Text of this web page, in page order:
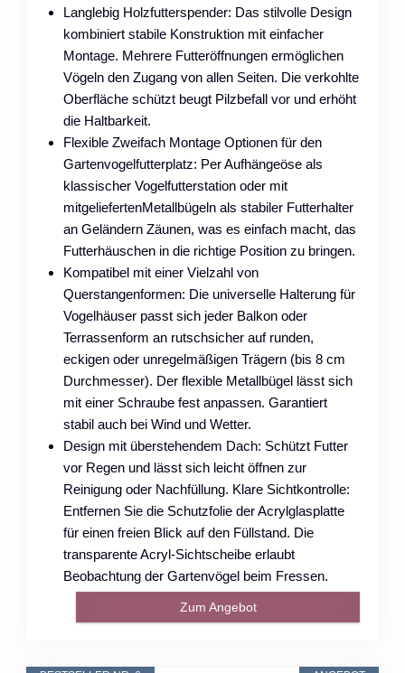
Langlebig Holzfutterspender: Das stilvolle Design
kombiniert stabile Konstruktion mit einfacher
Montage. Mehrere Futteröffnungen ermöglichen
Vögeln den Zugang von allen Seiten. Die verkohlte
Oberfläche schützt beugt Pilzbefall vor und erhöht
die Haltbarkeit.
Flexible Zweifach Montage Optionen für den
Gartenvogelfutterplatz: Per Aufhängeöse als
klassischer Vogelfutterstation oder mit
mitgeliefertenMetallbügeln als stabiler Futterhalter
an Geländern Zäunen, was es einfach macht, das
Futterhäuschen in die richtige Position zu bringen.
Kompatibel mit einer Vielzahl von
Querstangenformen: Die universelle Halterung für
Vogelhäuser passt sich jeder Balkon oder
Terrassenform an rutschsicher auf runden,
eckigen oder unregelmäßigen Trägern (bis 8 cm
Durchmesser). Der flexible Metallbügel lässt sich
mit einer Schraube fest anpassen. Garantiert
stabil auch bei Wind und Wetter.
Design mit überstehendem Dach: Schützt Futter
vor Regen und lässt sich leicht öffnen zur
Reinigung oder Nachfüllung. Klare Sichtkontrolle:
Entfernen Sie die Schutzfolie der Acrylglasplatte
für einen freien Blick auf den Füllstand. Die
transparente Acryl-Sichtscheibe erlaubt
Beobachtung der Gartenvögel beim Fressen.
Zum Angebot